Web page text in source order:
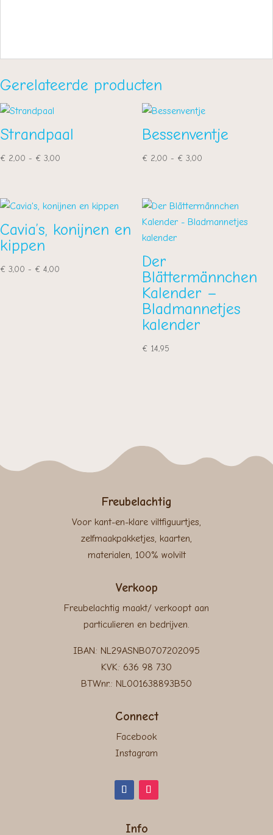
Gerelateerde producten
Strandpaal
€ 2,00 - € 3,00
€ 3,00
Bessenventje
€2,00 - €3,00Prijsklasse:
€ 3,00
Cavia’s, konijnen en
kippen
€ 3,00 - € 4,00
Der
Blättermännchen
Kalender –
Bladmannetjes
kalender
€14,95
Freubelachtig
Voor kant-en-klare viltfiguurtjes,
zelfmaakpakketjes, kaarten,
materialen, 100% wolvilt
Verkoop
Freubelachtig maakt/ verkoopt aan
particulieren en bedrijven.
IBAN: NL29ASNB0707202095
KVK: 636 98 730
BTWnr.: NL001638893B50
Connect
Facebook
Instagram
Info